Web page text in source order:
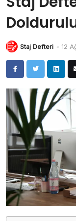
Staj Defteri - 12